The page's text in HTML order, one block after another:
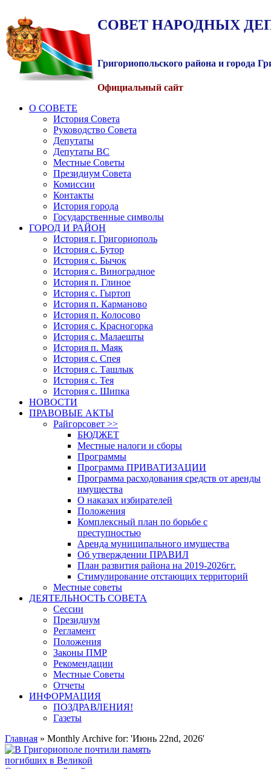
СОВЕТ НАРОДНЫХ
Григориопольского района и города
Официальный сайт
О СОВЕТЕ
История Совета
Руководство Совета
Депутаты
Депутаты ВС
Местные Советы
Президиум Совета
Комиссии
Контакты
История города
Государственные символы
ГОРОД И РАЙОН
История г. Григориополь
История с. Бутор
История с. Бычок
История с. Виноградное
История п. Глиное
История с. Гыртоп
История п. Карманово
История п. Колосово
История с. Красногорка
История с. Малаешты
История п. Маяк
История с. Спея
История с. Ташлык
История с. Тея
История с. Шипка
НОВОСТИ
ПРАВОВЫЕ АКТЫ
Райгорсовет >>
БЮДЖЕТ
Местные налоги и сборы
Программы
Программа ПРИВАТИЗАЦИИ
Программа расходования средств от аренды
имущества
О наказах избирателей
Положения
Комплексный план по борьбе с
преступностью
Аренда муниципального имущества
Об утверждении ПРАВИЛ
План развития района на 2019-2026гг.
Стимулирование отстающих территорий
Местные советы
ДЕЯТЕЛЬНОСТЬ СОВЕТА
Сессии
Президиум
Регламент
Положения
Законы ПМР
Рекомендации
Местные Советы
Отчеты
ИНФОРМАЦИЯ
ПОЗДРАВЛЕНИЯ!
Газеты
Главная » Monthly Archive for: 'Июнь 22nd, 2026'